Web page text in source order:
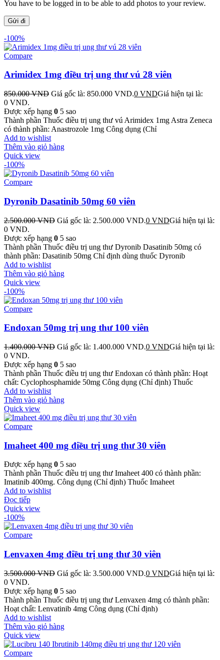
You have to be logged in to be able to add photos to your review.
-100%
Compare
Arimidex 1mg điều trị ung thư vú 28 viên
850.000VND Giá gốc là: 850.000 VND.0 VNDGiá hiện tại là:
0 VND.
Được xếp hạng 0 5 sao
Thành phần Thuốc điều trị ung thư vú Arimidex 1mg Astra Zeneca
có thành phần: Anastrozole 1mg Công dụng (Chỉ
Add to wishlist
Thêm vào giỏ hàng
Quick view
-100%
Compare
Dyronib Dasatinib 50mg 60 viên
2.500.000VND Giá gốc là: 2.500.000 VND.0 VNDGiá hiện tại là:
0 VND.
Được xếp hạng 0 5 sao
Thành phần Thuốc điều trị ung thư Dyronib Dasatinib 50mg có
thành phần: Dasatinib 50mg Chỉ định dùng thuốc Dyronib
Add to wishlist
Thêm vào giỏ hàng
Quick view
-100%
Compare
Endoxan 50mg trị ung thư 100 viên
1.400.000VND Giá gốc là: 1.400.000 VND.0 VNDGiá hiện tại là:
0 VND.
Được xếp hạng 0 5 sao
Thành phần Thuốc điều trị ung thư Endoxan có thành phần: Hoạt
chất: Cyclophosphamide 50mg Công dụng (Chỉ định) Thuốc
Add to wishlist
Thêm vào giỏ hàng
Quick view
Compare
Imaheet 400 mg điều trị ung thư 30 viên
Được xếp hạng 0 5 sao
Thành phần Thuốc điều trị ung thư Imaheet 400 có thành phần:
Imatinib 400mg. Công dụng (Chỉ định) Thuốc Imaheet
Add to wishlist
Đọc tiếp
Quick view
-100%
Compare
Lenvaxen 4mg điều trị ung thư 30 viên
3.500.000VND Giá gốc là: 3.500.000 VND.0 VNDGiá hiện tại là:
0 VND.
Được xếp hạng 0 5 sao
Thành phần Thuốc điều trị ung thư Lenvaxen 4mg có thành phần:
Hoạt chất: Lenvatinib 4mg Công dụng (Chỉ định)
Add to wishlist
Thêm vào giỏ hàng
Quick view
Compare